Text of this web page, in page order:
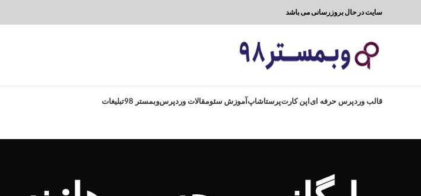
سایت در حال بروزرسانی می باشد
قالب وردپرس حرفه ایاپن کارتپرستاشاپآموزش سئومقالات وردپرسوبمستر 98 تبلیغات